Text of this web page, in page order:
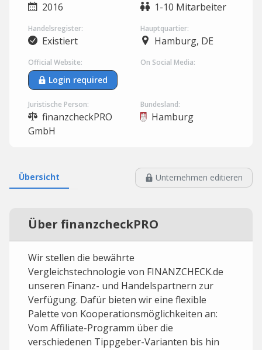
2016 1-10 Mitarbeiter
Handelsregister:
Existiert
Hauptquartier:
Hamburg, DE
Official Website:
Login required
On Social Media:
Juristische Person:
finanzcheckPRO
GmbH
Bundesland:
Hamburg
Übersicht Unternehmen editieren
Über finanzcheckPRO
Wir stellen die bewährte
Vergleichstechnologie von FINANZCHECK.de
unseren Finanz- und Handelspartnern zur
Verfügung. Dafür bieten wir eine flexible
Palette von Kooperationsmöglichkeiten an:
Vom Affiliate-Programm über die
verschiedenen Tippgeber-Varianten bis hin